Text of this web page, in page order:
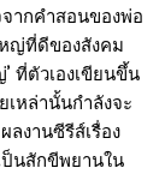
จากคำสอนของพ่อ
ญ่ที่ดีของสังคม
ที่ตัวเองเขียนขึ้น
เหล่านั้นกำลังจะ
ลงานซีรีส์เรื่อง
ป็นสักขีพยานใน